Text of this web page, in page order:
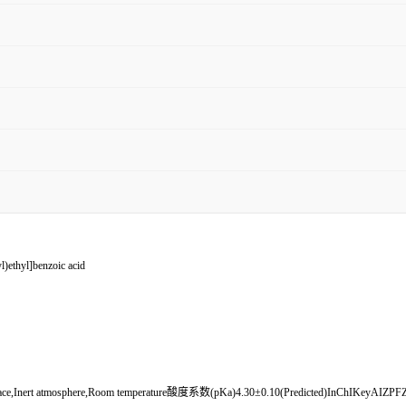
acid
atmosphere,Room temperature酸度系数